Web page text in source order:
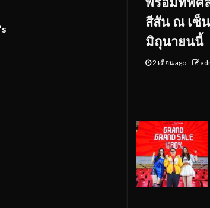
สีสัน ณ เซ็
มิถุนายนนี้
2 เดือน ago